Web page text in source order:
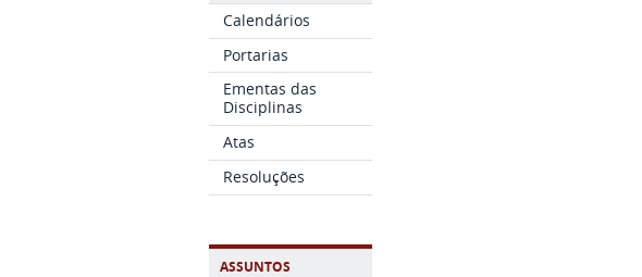
Calendários
Portarias
Ementas das
Disciplinas
Atas
Resoluções
ASSUNTOS